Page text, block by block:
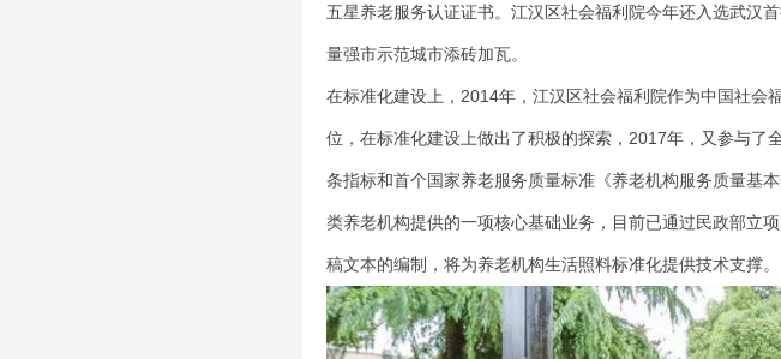
五星养老服务认证证书。江汉区社会福利院今年还入选武汉
量强市示范城市添砖加瓦。
在标准化建设上，2014年，江汉区社会福利院作为中国社会
位，在标准化建设上做出了积极的探索，2017年，又参与了
条指标和首个国家养老服务质量标准《养老机构服务质量基
类养老机构提供的一项核心基础业务，目前已通过民政部立
稿文本的编制，将为养老机构生活照料标准化提供技术支撑。